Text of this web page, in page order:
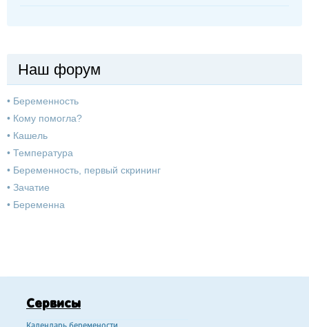
Наш форум
• Беременность
• Кому помогла?
• Кашель
• Температура
• Беременность, первый скрининг
• Зачатие
• Беременна
Сервисы